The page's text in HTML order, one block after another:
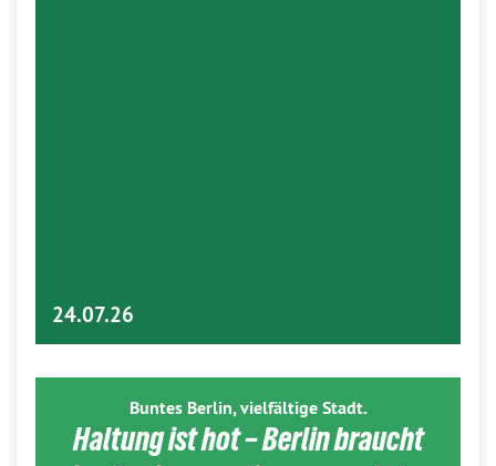
24.07.26
Buntes Berlin, vielfältige Stadt.
Haltung ist hot – Berlin braucht